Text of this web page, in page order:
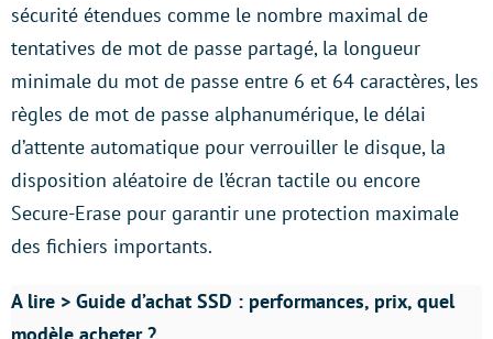
sécurité étendues comme le nombre maximal de
tentatives de mot de passe partagé, la longueur
minimale du mot de passe entre 6 et 64 caractères, les
règles de mot de passe alphanumérique, le délai
d’attente automatique pour verrouiller le disque, la
disposition aléatoire de l’écran tactile ou encore
Secure-Erase pour garantir une protection maximale
des fichiers importants.
A lire > Guide d’achat SSD : performances, prix, quel
modèle acheter ?